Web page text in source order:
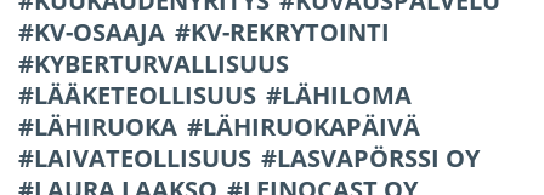
KV-OSAAJA
KV-REKRYTOINTI
KYBERTURVALLISUUS
LÄÄKETEOLLISUUS
LÄHILOMA
LÄHIRUOKA
LÄHIRUOKAPÄIVÄ
LAIVATEOLLISUUS
LASVAPÖRSSI OY